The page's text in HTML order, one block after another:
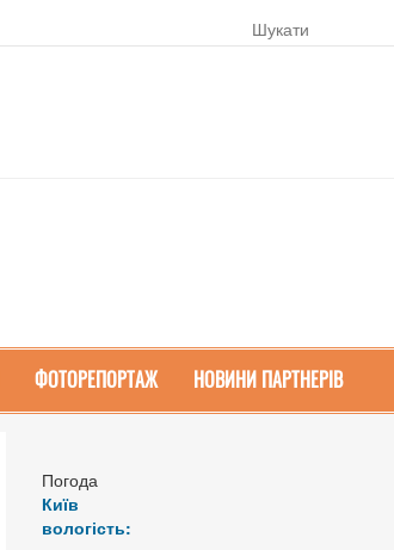
ФОТОРЕПОРТАЖ НОВИНИ ПАРТНЕРІВ
Погода
Київ
вологість: